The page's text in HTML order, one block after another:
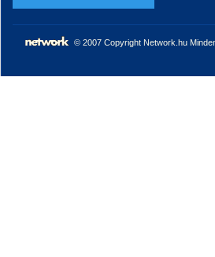
© 2007 Copyright Network.hu